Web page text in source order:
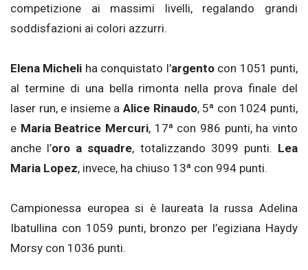
competizione ai massimi livelli, regalando grandi
soddisfazioni ai colori azzurri.
Elena Micheli ha conquistato l’argentocon 1051 punti,
al termine di una bella rimonta nella prova finale del
laser run, e insieme a Alice Rinaudo, 5ª con 1024 punti,
e Maria Beatrice Mercuri, 17ª con 986 punti, ha vinto
anche l’oro a squadre, totalizzando 3099 punti. Lea
Maria Lopez, invece, ha chiuso 13ª con 994 punti.
Campionessa europea si è laureata la russa Adelina
Ibatullina con 1059 punti, bronzo per l’egiziana Haydy
Morsy con 1036 punti.